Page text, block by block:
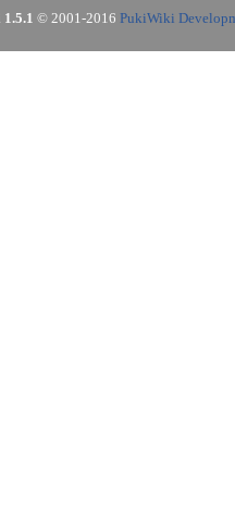
© 2001-2016 PukiWiki